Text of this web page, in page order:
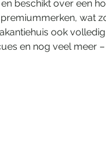
beschikt over een
wat
ook
en nog veel meer